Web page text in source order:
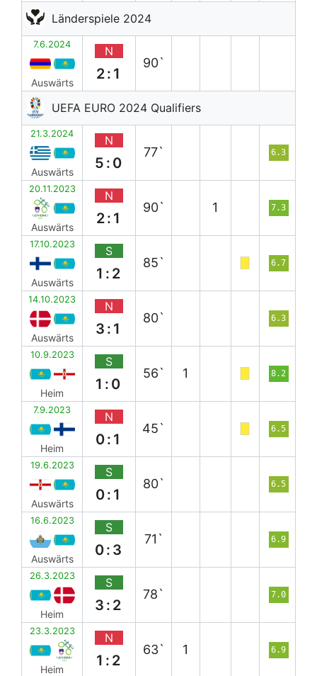
Länderspiele 2024
7.6.2024
Auswärts
N
2:1
90`
UEFA EURO 2024 Qualifiers
21.3.2024
Auswärts
N
5:0
77` 6.3
20.11.2023
Auswärts
N
2:1
90` 1 7.3
17.10.2023
Auswärts
S
1:2
85` 6.7
14.10.2023
Auswärts
N
3:1
80` 6.3
10.9.2023
Heim
S
1:0
56` 1 8.2
7.9.2023
Heim
N
0:1
45` 6.5
19.6.2023
Auswärts
S
0:1
80` 6.5
16.6.2023
Auswärts
S
0:3
71` 6.9
26.3.2023
Heim
S
3:2
78` 7.0
23.3.2023
Heim
N
1:2
63` 1 6.9